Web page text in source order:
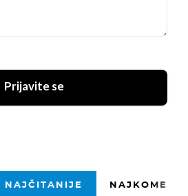
Prijavite se
NAJČITANIJE